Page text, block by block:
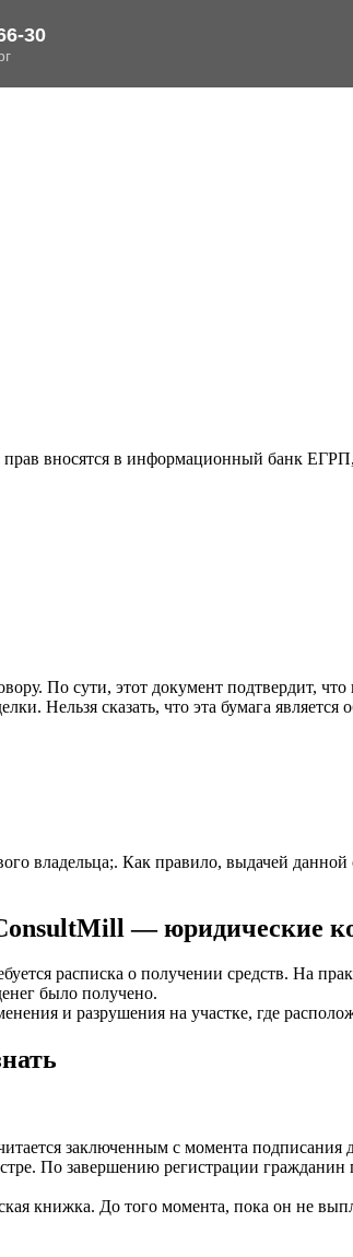
вносятся в информационный банк ЕГРП,
По сути, этот документ подтвердит, что
Нельзя сказать, что эта бумага является
владельца;. Как правило, выдачей данной
— юридические
расписка о получении средств. На
было получено.
и разрушения на участке, где
заключенным с момента подписания
По завершению регистрации гражданин
книжка. До того момента, пока он не